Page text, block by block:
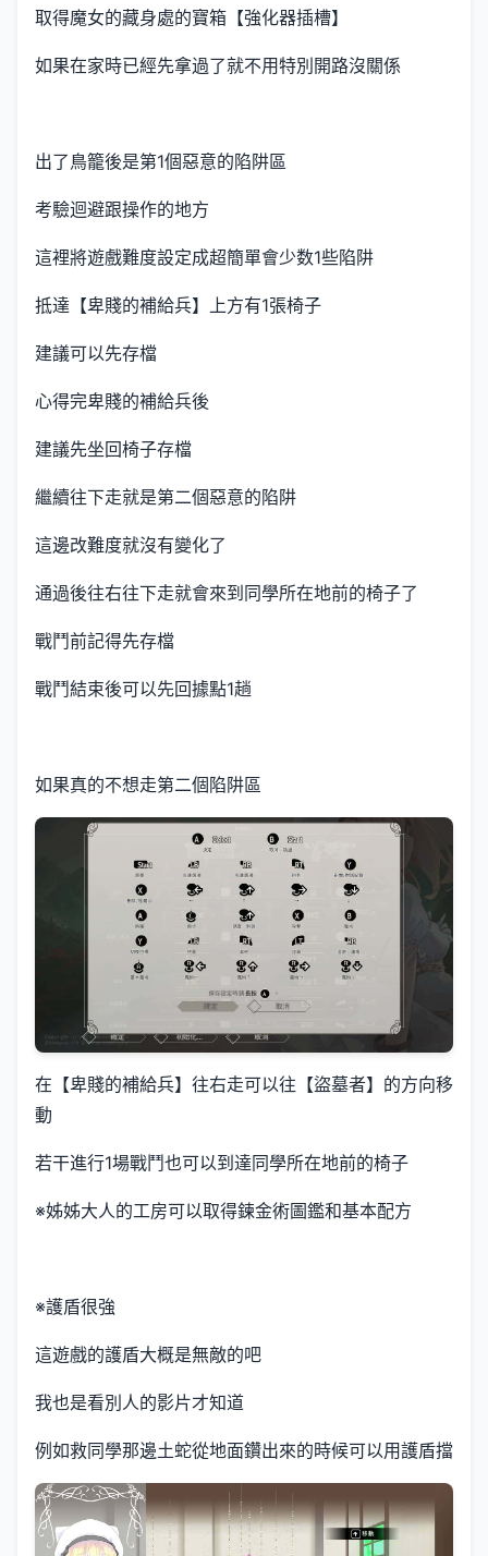
取得魔女的藏身處的寶箱【強化器插槽】
如果在家時已經先拿過了就不用特別開路沒關係
出了鳥籠後是第1個惡意的陷阱區
考驗迴避跟操作的地方
這裡將遊戲難度設定成超簡單會少数1些陷阱
抵達【卑賤的補給兵】上方有1張椅子
建議可以先存檔
心得完卑賤的補給兵後
建議先坐回椅子存檔
繼續往下走就是第二個惡意的陷阱
這邊改難度就沒有變化了
通過後往右往下走就會來到同學所在地前的椅子了
戰鬥前記得先存檔
戰鬥結束後可以先回據點1趟
如果真的不想走第二個陷阱區
在【卑賤的補給兵】往右走可以往【盜墓者】的方向移
動
若干進行1場戰鬥也可以到達同學所在地前的椅子
※姊姊大人的工房可以取得鍊金術圖鑑和基本配方
※護盾很強
這遊戲的護盾大概是無敵的吧
我也是看別人的影片才知道
例如救同學那邊土蛇從地面鑽出來的時候可以用護盾擋